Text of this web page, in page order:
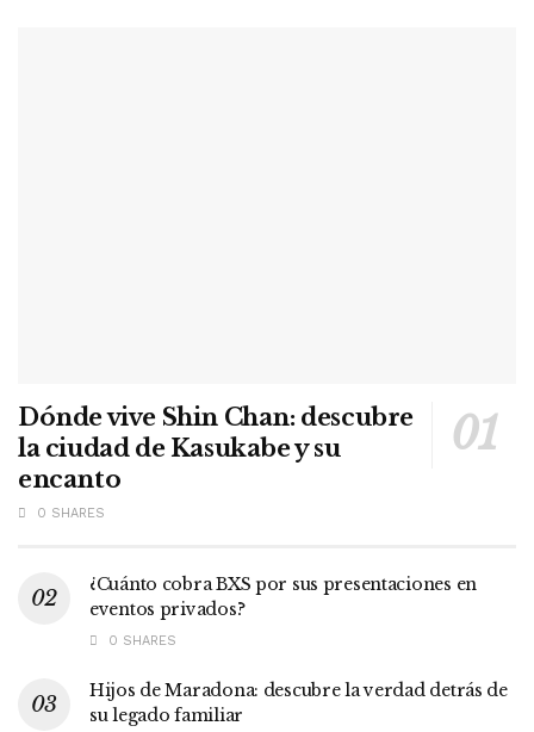
Dónde vive Shin Chan: descubre
la ciudad de Kasukabe y su
encanto
0 SHARES
¿Cuánto cobra BXS por sus presentaciones en
eventos privados?
0 SHARES
Hijos de Maradona: descubre la verdad detrás de
su legado familiar